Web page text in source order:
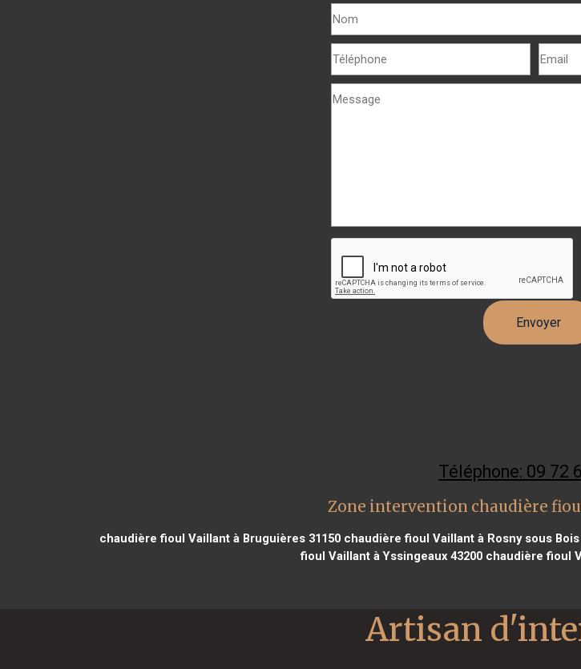
Téléphone: 09 72
Zone intervention chaudière
chaudière fioul Vaillant à Bruguières 31150chaudière fioul Vaillant à Rosny sous Bois
fioul Vaillant à Yssingeaux 43200 chaudière fioul
Artisan